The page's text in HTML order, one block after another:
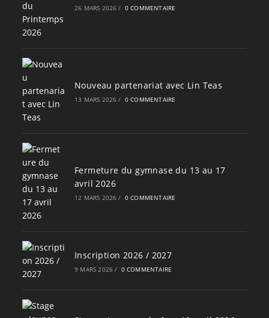
26 MARS 2026 / 0 COMMENTAIRE
Nouveau partenariat avec Lin Teas
13 MARS 2026 / 0 COMMENTAIRE
Fermeture du gymnase du 13 au 17
avril 2026
12 MARS 2026 / 0 COMMENTAIRE
Inscription 2026 / 2027
9 MARS 2026 / 0 COMMENTAIRE